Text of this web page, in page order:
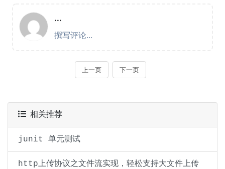
相关推荐
junit 单元测试
http上传协议之文件流实现，轻松支持大文件上传